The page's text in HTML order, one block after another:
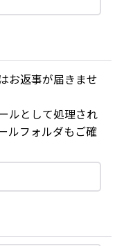
お返事が届きませ
ルとして処理され
ルフォルダもご確